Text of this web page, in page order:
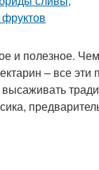
и полезное.
– все эти